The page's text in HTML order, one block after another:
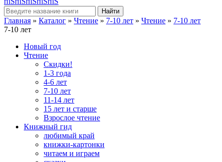
Найти
Главная » Каталог » Чтение » 7-10 лет » Чтение » 7-10 лет
7-10 лет
Новый год
Чтение
Скидки!
1-3 года
4-6 лет
7-10 лет
11-14 лет
15 лет и старше
Взрослое чтение
Книжный гид
любимый край
книжки-картонки
читаем и играем